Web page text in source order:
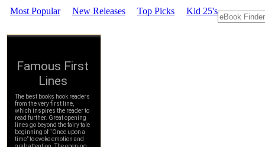
Most Popular New Releases Top Picks Kid 25's